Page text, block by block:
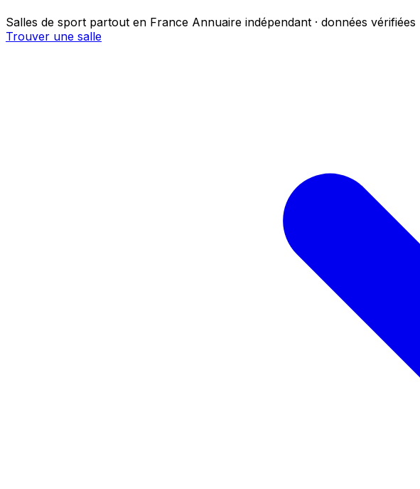
Salles de sport partout en France Annuaire indépendant · données vérifiées
Trouver une salle